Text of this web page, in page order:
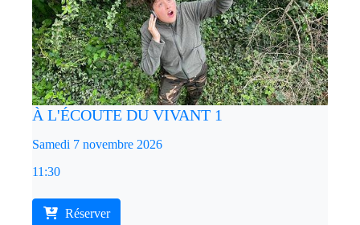
À L'ÉCOUTE DU VIVANT 1
Samedi 7 novembre 2026
11:30
Réserver